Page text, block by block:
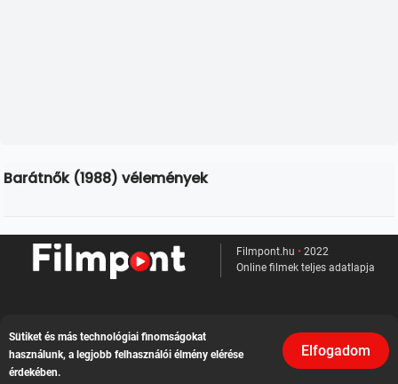
Barátnők (1988) vélemények
Filmpont.hu• 2022
Online filmek teljes adatlapja
Kapcsolat
Felhasználási feltételek
Sütiket és más technológiai finomságokat
használunk, a legjobb felhasználói élmény elérése
érdekében.
Elfogadom